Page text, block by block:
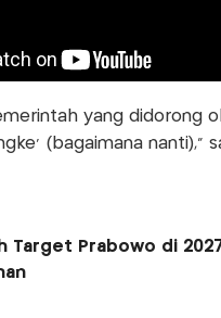
yang didorong
(bagaimana nanti),”
Target Prabowo di